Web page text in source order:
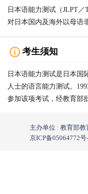
日本语能力测试（JLPT／
对日本国内及海外以母语
考生须知
日本语能力测试是日本国
人士的语言能力测试。
参加该项考试，经教育部
主办单位 : 教育部教
京ICP备05064772号